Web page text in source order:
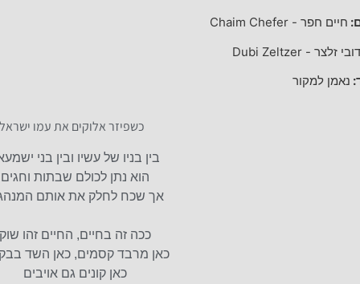
חיים חפר-
Chaim Chefer
דובי זלצר-
Dubi Zeltzer
נאמן למקור
כשפיזר אלוקים את עמו
בין בניו של עשיו ובין בני
הוא נתן לכולם שבתות
אך שכח לחלק את אותם
ככה זה בחיים, החיים זהו
כאן מרבד קסמים, כאן השד
כאן קונים גם אויבים